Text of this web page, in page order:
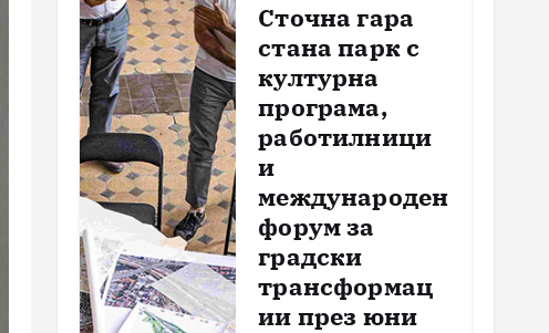
Сточна гара
стана парк с
културна
програма,
работилници
и
международен
форум за
градски
трансформац
ии през юни